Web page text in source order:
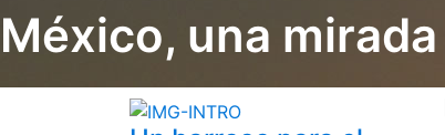
México, una mirada